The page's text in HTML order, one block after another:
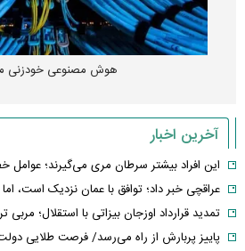
هوش مصنوعی خودزنی
آخرین اخبار
این افراد بیشتر سرطان مری می‌گیرند؛ عوامل
عراقچی خبر داد؛ توافق با عمان نزدیک است،
تمدید قرارداد اوزجان بیزاتی با استقلال؛ مربی
پاییز پربارش از راه می‌رسد/ فرصت طلایی